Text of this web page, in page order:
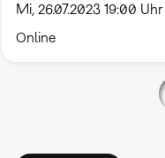
Mi, 26.07.2023 19:00 Uhr
Online